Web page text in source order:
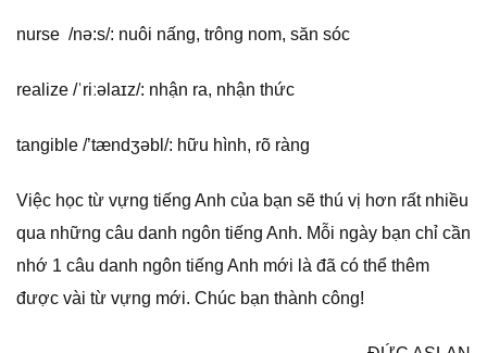
nurse /nə:s/: nuôi nấng, trông nom, săn sóc
realize /ˈriːəlaɪz/: nhận ra, nhận thức
tangible /’tændʒəbl/: hữu hình, rõ ràng
Việc học từ vựng tiếng Anh của bạn sẽ thú vị hơn rất nhiều
qua những câu danh ngôn tiếng Anh. Mỗi ngày bạn chỉ cần
nhớ 1 câu danh ngôn tiếng Anh mới là đã có thể thêm
được vài từ vựng mới. Chúc bạn thành công!